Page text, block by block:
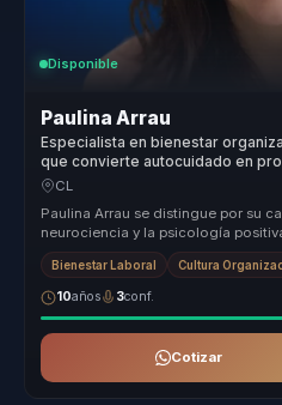
Disponible
Paulina Arrau
Especialista en bienestar
que convierte autocuidado en
equipos.
CL
Paulina Arrau se distingue por su
neurociencia y la psicología
coaching eje...
Bienestar Laboral Cultura
10años 3conf.
Cotizar